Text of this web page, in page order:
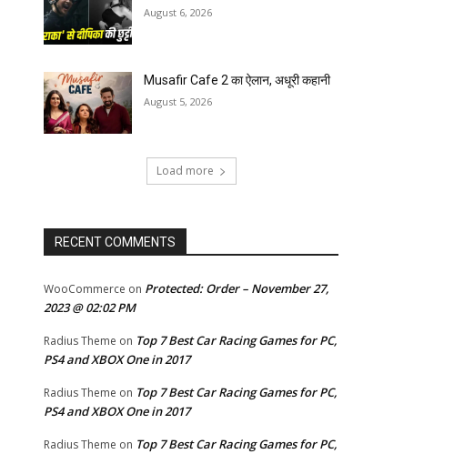
August 6, 2026
Musafir Cafe 2 का ऐलान, अधूरी कहानी
August 5, 2026
Load more
RECENT COMMENTS
WooCommerce on Protected: Order – November 27,
2023 @ 02:02 PM
Radius Theme on Top 7 Best Car Racing Games for PC,
PS4 and XBOX One in 2017
Radius Theme on Top 7 Best Car Racing Games for PC,
PS4 and XBOX One in 2017
Radius Theme on Top 7 Best Car Racing Games for PC,